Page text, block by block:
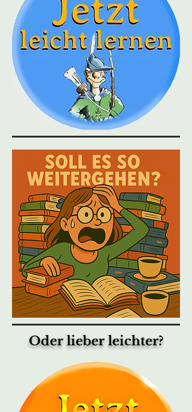
Oder lieber leichter?